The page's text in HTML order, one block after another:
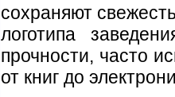
сохраняют
логотипа
прочности, часто
от книг до